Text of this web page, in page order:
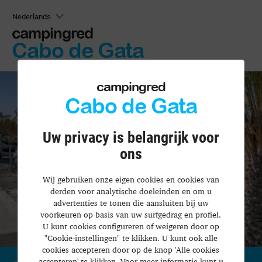
Nederlands
campingred
Cabo de Gata
campingred
Cabo de Gata
Uw privacy is belangrijk voor
ons
Wij gebruiken onze eigen cookies en cookies van
derden voor analytische doeleinden en om u
advertenties te tonen die aansluiten bij uw
voorkeuren op basis van uw surfgedrag en profiel.
U kunt cookies configureren of weigeren door op
"Cookie-instellingen" te klikken. U kunt ook alle
cookies accepteren door op de knop 'Alle cookies